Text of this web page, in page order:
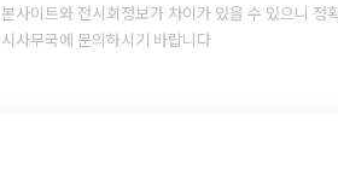
본사이트와 전시회정보가 차이가 있을 수 있으니 정
시사무국에 문의하시기 바랍니다